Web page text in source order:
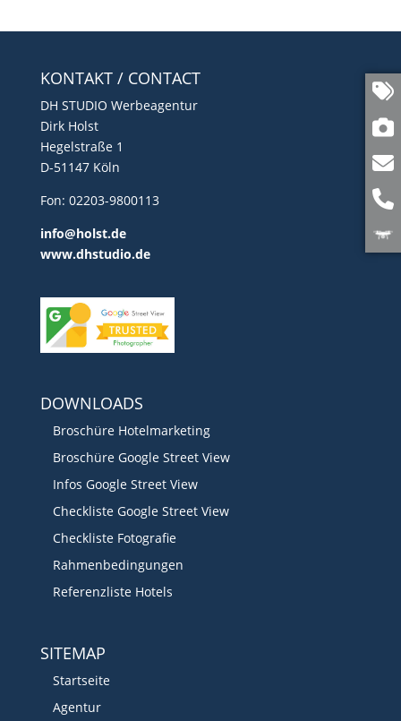
KONTAKT / CONTACT
DH STUDIO Werbeagentur
Dirk Holst
Hegelstraße 1
D-51147 Köln
Fon: 02203-9800113
info@holst.de
www.dhstudio.de
DOWNLOADS
Broschüre Hotelmarketing
Broschüre Google Street View
Infos Google Street View
Checkliste Google Street View
Checkliste Fotografie
Rahmenbedingungen
Referenzliste Hotels
SITEMAP
Startseite
Agentur